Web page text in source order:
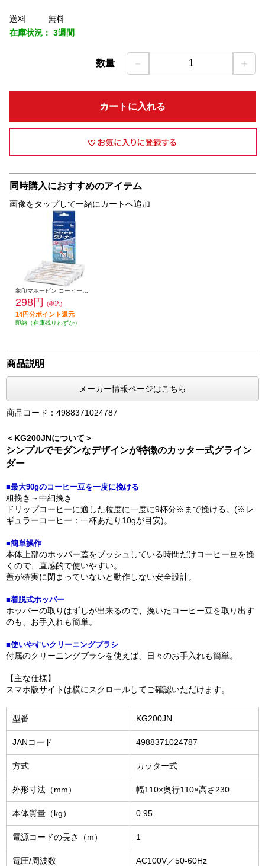
送料
無料
在庫状況： 3週間
数量 － 1 ＋
カートに入れる
同時購入におすすめのアイテム
画像をタップして一緒にカートへ追加
298円 (税込)
14円分ポイント還元
即納（在庫残りわずか）
商品説明
メーカー情報ページはこちら
商品コード：4988371024787
＜KG200JNについて＞
シンプルでモダンなデザインが特徴のカッター式グライン
ダー
■最大90gのコーヒー豆を一度に挽ける
粗挽き～中細挽き
ドリップコーヒーに適した粒度に一度に9杯分※まで挽ける。(※レ
ギュラーコーヒー：一杯あたり10gが目安)。
■簡単操作
本体上部のホッパー蓋をプッシュしている時間だけコーヒー豆を挽
くので、直感的で使いやすい。
蓋が確実に閉まっていないと動作しない安全設計。
■着脱式ホッパー
ホッパーの取りはずしが出来るので、挽いたコーヒー豆を取り出す
のも、お手入れも簡単。
■使いやすいクリーニングブラシ
付属のクリーニングブラシを使えば、日々のお手入れも簡単。
【主な仕様】
スマホ版サイトは横にスクロールしてご確認いただけます。
型番 KG200JN
JANコード 4988371024787
方式 カッター式
外形寸法（mm） 幅110×奥行110×高さ230
本体質量（kg） 0.95
電源コードの長さ（m） 1
電圧/周波数 AC100V／50-60Hz